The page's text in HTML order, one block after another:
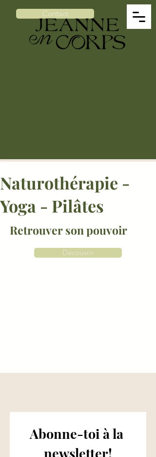
Contact
Naturothérapie -
Yoga - Pilâtes
Retrouver son pouvoir
Découvrir
Abonne-toi à la
newsletter!